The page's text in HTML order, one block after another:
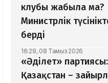
клубы жабыла ма?
Министрлік
берді
16:29, 08 Тамыз 2026
«Әділет» партиясы:
Қазақстан –